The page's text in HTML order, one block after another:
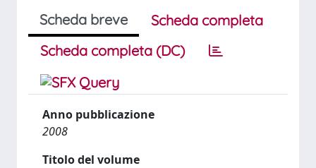
Scheda breve
Scheda completa
Scheda completa (DC)
Anno pubblicazione
2008
Titolo del volume